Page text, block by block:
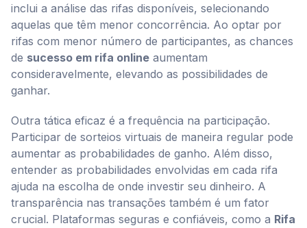
inclui a análise das rifas disponíveis, selecionando
aquelas que têm menor concorrência. Ao optar por
rifas com menor número de participantes, as chances
de sucesso em rifa online aumentam
consideravelmente, elevando as possibilidades de
ganhar.
Outra tática eficaz é a frequência na participação.
Participar de sorteios virtuais de maneira regular pode
aumentar as probabilidades de ganho. Além disso,
entender as probabilidades envolvidas em cada rifa
ajuda na escolha de onde investir seu dinheiro. A
transparência nas transações também é um fator
crucial. Plataformas seguras e confiáveis, como a Rifa